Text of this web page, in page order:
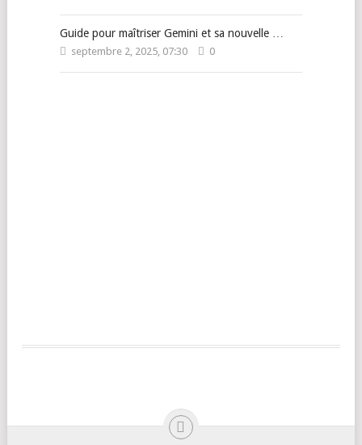
Guide pour maîtriser Gemini et sa nouvelle …
septembre 2, 2025, 07:30 0